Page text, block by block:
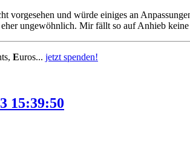
vorgesehen und würde einiges an
ungewöhnlich. Mir fällt so auf Anhieb
Euros... jetzt spenden!
15:39:50